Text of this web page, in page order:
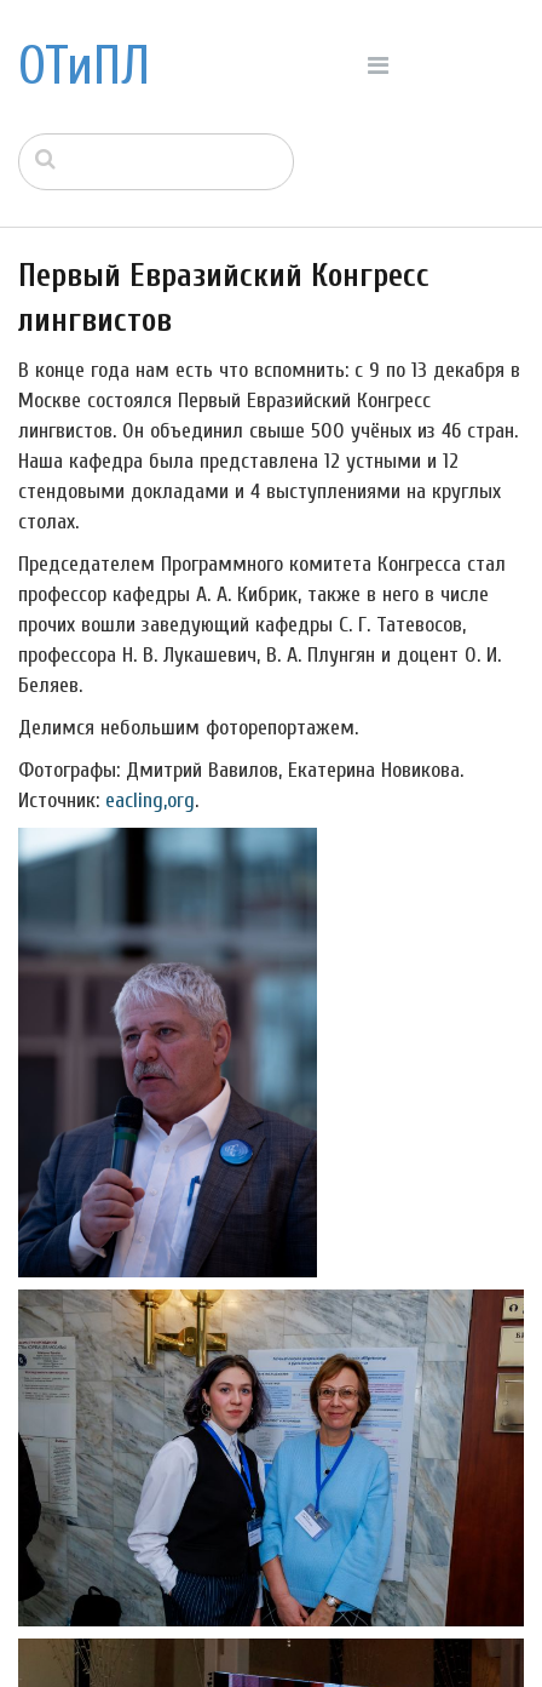
ОТиПЛ
Первый Евразийский Конгресс
лингвистов
В конце года нам есть что вспомнить: с 9 по 13 декабря в
Москве состоялся Первый Евразийский Конгресс
лингвистов. Он объединил свыше 500 учёных из 46 стран.
Наша кафедра была представлена 12 устными и 12
стендовыми докладами и 4 выступлениями на круглых
столах.
Председателем Программного комитета Конгресса стал
профессор кафедры А. А. Кибрик, также в него в числе
прочих вошли заведующий кафедры С. Г. Татевосов,
профессора Н. В. Лукашевич, В. А. Плунгян и доцент О. И.
Беляев.
Делимся небольшим фоторепортажем.
Фотографы: Дмитрий Вавилов, Екатерина Новикова.
Источник: eacling,org.